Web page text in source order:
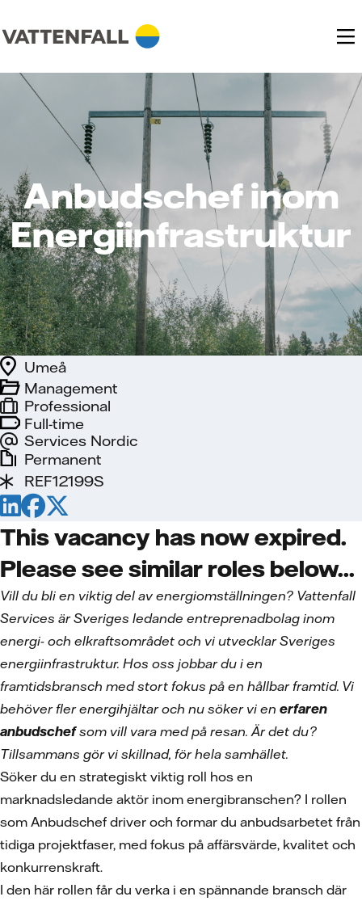
Anbudschef inom
Energiinfrastruktur
Full-time
Services Nordic
Management
Umeå
Professional
Permanent
REF12199S
This vacancy has now expired.
Please see similar roles below...
Vill du bli en viktig del av energiomställningen? Vattenfall
Services är Sveriges ledande entreprenadbolag inom
energi- och elkraftsområdet och vi utvecklar Sveriges
energiinfrastruktur. Hos oss jobbar du i en
framtidsbransch med stort fokus på en hållbar framtid. Vi
behöver fler energihjältar och nu söker vi en erfaren
anbudschefsom vill vara med på resan. Är det du?
Tillsammans gör vi skillnad, för hela samhället.
Söker du en strategiskt viktig roll hos en
marknadsledande aktör inom energibranschen? I rollen
som Anbudschef driver och formar du anbudsarbetet från
tidiga projektfaser, med fokus på affärsvärde, kvalitet och
konkurrenskraft.
I den här rollen får du verka i en spännande bransch där